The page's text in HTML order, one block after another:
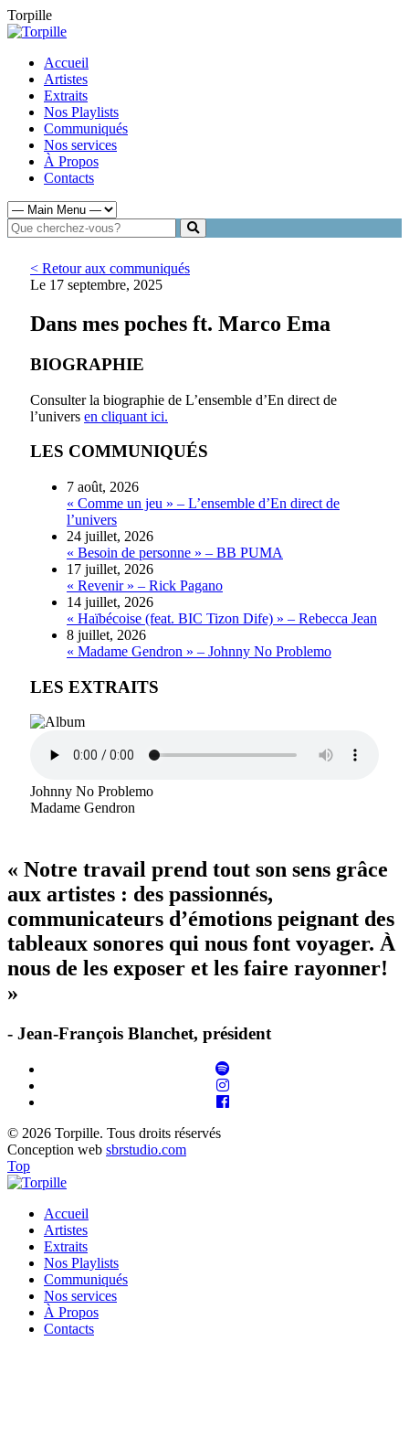
Torpille
Accueil
Artistes
Extraits
Nos Playlists
Communiqués
Nos services
À Propos
Contacts
< Retour aux communiqués
Le 17 septembre, 2025
Dans mes poches ft. Marco Ema
BIOGRAPHIE
Consulter la biographie de L’ensemble d’En direct de
l’univers en cliquant ici.
LES COMMUNIQUÉS
7 août, 2026
« Comme un jeu » – L’ensemble d’En direct de
l’univers
24 juillet, 2026
« Besoin de personne » – BB PUMA
17 juillet, 2026
« Revenir » – Rick Pagano
14 juillet, 2026
« Haïbécoise (feat. BIC Tizon Dife) » – Rebecca Jean
8 juillet, 2026
« Madame Gendron » – Johnny No Problemo
LES EXTRAITS
Johnny No Problemo
Madame Gendron
« Notre travail prend tout son sens grâce
aux artistes : des passionnés,
communicateurs d’émotions peignant des
tableaux sonores qui nous font voyager. À
nous de les exposer et les faire rayonner!
»
- Jean-François Blanchet, président
© 2026 Torpille. Tous droits réservés
Conception web sbrstudio.com
Top
Accueil
Artistes
Extraits
Nos Playlists
Communiqués
Nos services
À Propos
Contacts